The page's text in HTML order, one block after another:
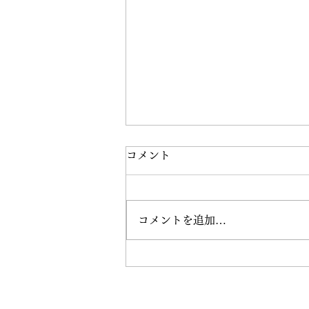
福山のパーソナルジムを紹
介！
とは？ 50代からの健康管理にパ
ーソナルジムが最適な理由 福山
コメント
コメントを追加…